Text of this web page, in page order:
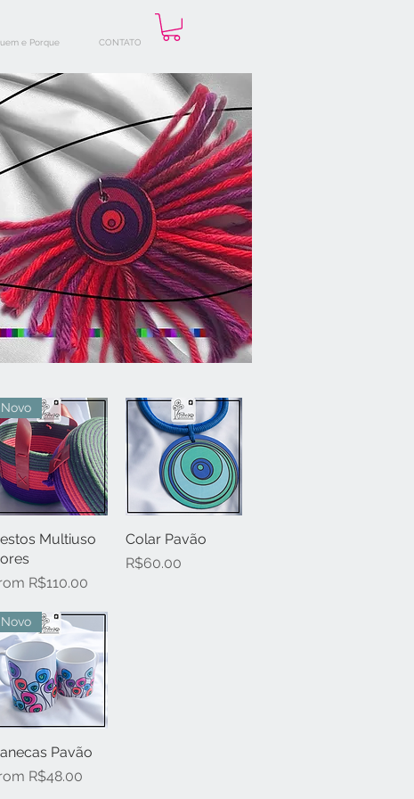
e Porque CONTATO
Quick View
Novo
Multiuso
R$110.00
Price
Quick View
Colar Pavão
Price
R$60.00
Quick View
Novo
Pavão
R$48.00
Price